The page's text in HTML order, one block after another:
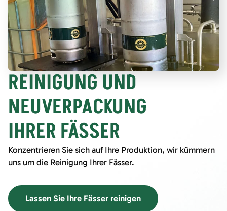
REINIGUNG UND
NEUVERPACKUNG
IHRER FÄSSER
Konzentrieren Sie sich auf Ihre Produktion, wir kümmern
uns um die Reinigung Ihrer Fässer.
Lassen Sie Ihre Fässer reinigen